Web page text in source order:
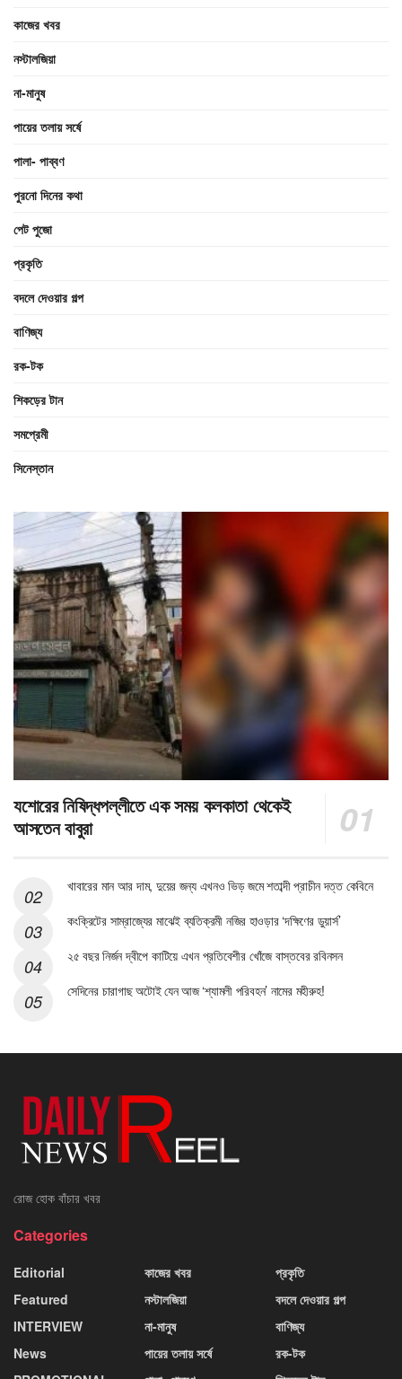
কাজের খবর
নস্টালজিয়া
না-মানুষ
পায়ের তলায় সর্ষে
পালা- পাব্বণ
পুরনো দিনের কথা
পেট পুজো
প্রকৃতি
বদলে দেওয়ার গল্প
বাণিজ্য
রক-টক
শিকড়ের টান
সমপ্রেমী
সিনেস্তান
যশোরের নিষিদ্ধপল্লীতে এক সময় কলকাতা থেকেই
আসতেন বাবুরা
খাবারের মান আর দাম, দুয়ের জন্য এখনও ভিড় জমে শতাব্দী প্রাচীন দত্ত কেবিনে
কংক্রিটের সাম্রাজ্যের মাঝেই ব্যতিক্রমী নজির হাওড়ার ‘দক্ষিণের ডুয়ার্স’
২৫ বছর নির্জন দ্বীপে কাটিয়ে এখন প্রতিবেশীর খোঁজে বাস্তবের রবিনসন
সেদিনের চারাগাছ অটোই যেন আজ ‘শ্যামলী পরিবহন’ নামের মহীরুহ!
রোজ হোক বাঁচার খবর
Categories
Editorial
Featured
INTERVIEW
News
কাজের খবর
নস্টালজিয়া
না-মানুষ
পায়ের তলায় সর্ষে
প্রকৃতি
বদলে দেওয়ার গল্প
বাণিজ্য
রক-টক